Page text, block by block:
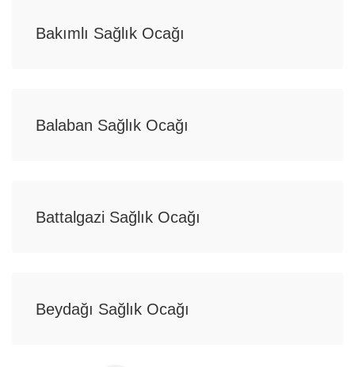
Bakımlı Sağlık Ocağı
Balaban Sağlık Ocağı
Battalgazi Sağlık Ocağı
Beydağı Sağlık Ocağı